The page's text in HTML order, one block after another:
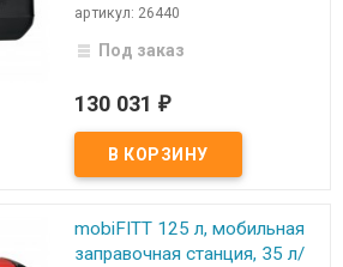
артикул: 26440
Под заказ
130 031 ₽
mobiFITT 125 л, мобильная
заправочная станция, 35 л/